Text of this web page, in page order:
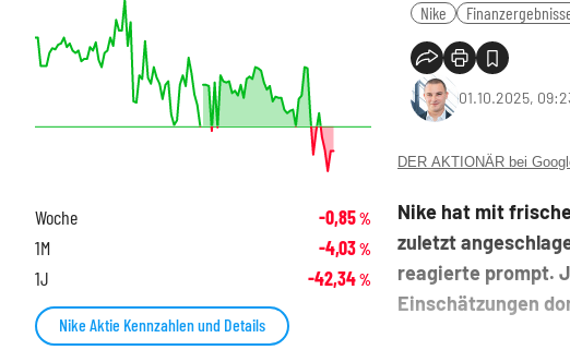
Nike
01.10.2025,
DER AKTIONÄR bei
Nike hat mit
zuletzt
reagierte prompt.
Einschätzungen
Woche -0,85%
1M -4,03%
1J -42,34%
Nike Aktie Kennzahlen und Details